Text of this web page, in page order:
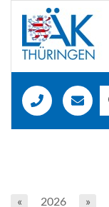
« 2026 »